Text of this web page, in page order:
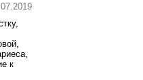
к